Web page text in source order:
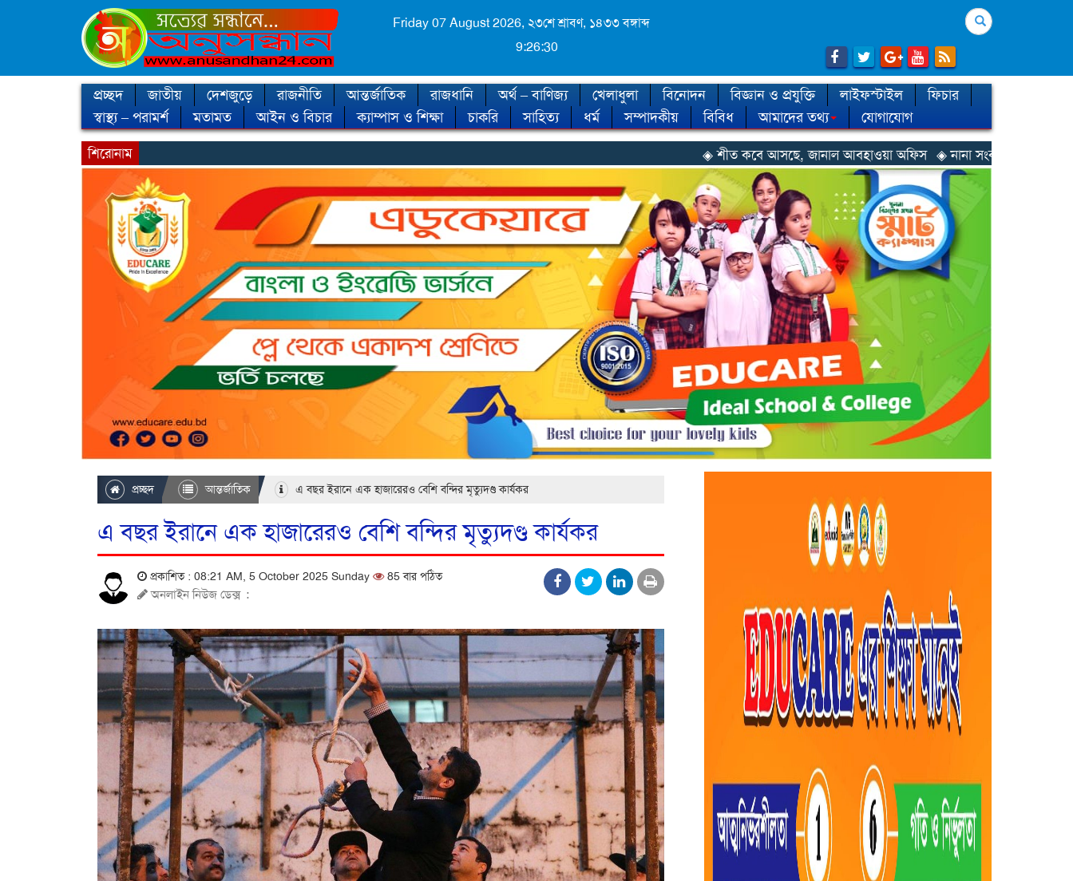
Friday 07 August 2026, ২৩শে শ্রাবণ, ১৪৩৩ বঙ্গাব্দ
9:26:32
Search
প্রচ্ছদ জাতীয় দেশজুড়ে রাজনীতি আন্তর্জাতিক রাজধানি অর্থ – বাণিজ্য খেলাধুলা বিনোদন বিজ্ঞান ও প্রযুক্তি লাইফস্টাইল
ফিচার
স্বাস্থ্য – পরামর্শ
মতামত আইন ও বিচার ক্যাম্পাস ও শিক্ষা চাকরি সাহিত্য ধর্ম সম্পাদকীয় বিবিধ আমাদের তথ্য যোগাযোগ
শিরোনাম ◈ শীত কবে আসছে, জানাল আবহাওয়া অফিস ◈ নানা সংকটে রিক্রুটিং এজেন্সি, হুমকির মুখে শ্রম
প্রচ্ছদ আন্তর্জাতিক এ বছর ইরানে এক হাজারেরও বেশি বন্দির মৃত্যুদণ্ড কার্যকর
এ বছর ইরানে এক হাজারেরও বেশি বন্দির মৃত্যুদণ্ড কার্যকর
প্রকাশিত : 08:21 AM, 5 October 2025 Sunday 85 বার পঠিত
অনলাইন নিউজ ডেক্স :